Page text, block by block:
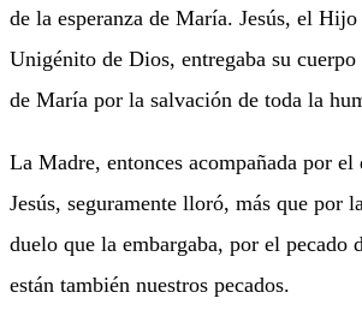
de la esperanza de María. Jesús, el
Unigénito de Dios, entregaba su
de María por la salvación de toda la
La Madre, entonces acompañada por
Jesús, seguramente lloró, más que por
duelo que la embargaba, por el pecado
están también nuestros pecados.